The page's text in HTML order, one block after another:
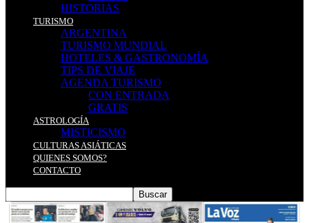
HISTORIAS
TURISMO
ARGENTINA
TURISMO MUNDIAL
HOTELES & GASTRONOMÍA
TIPS DE VIAJE
AGENDA TURISMO
CON ENTRADA
GRATIS
ASTROLOGÍA
MISTICISMO
CULTURAS ASIÁTICAS
QUIENES SOMOS?
CONTACTO